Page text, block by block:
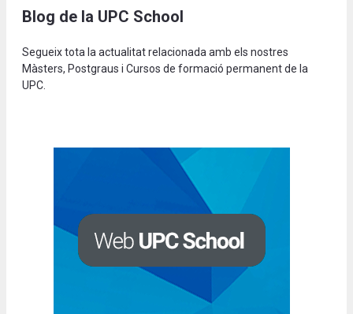
Blog de la UPC School
Segueix tota la actualitat relacionada amb els nostres
Màsters, Postgraus i Cursos de formació permanent de la
UPC.